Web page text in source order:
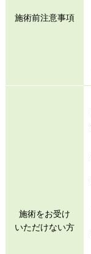
施術前注意事項
施術をお受け
いただけない方